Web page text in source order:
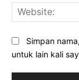
Simpan
untuk lain kali